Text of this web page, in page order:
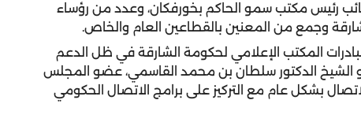
رئيس مكتب سمو الحاكم بخورفكان، وعدد من رؤساء
وجمع من المعنين بالقطاعين العام والخاص.
المكتب الإعلامي لحكومة الشارقة في ظل الدعم
الشيخ الدكتور سلطان بن محمد القاسمي، عضو المجلس
بشكل عام مع التركيز على برامج الاتصال الحكومي